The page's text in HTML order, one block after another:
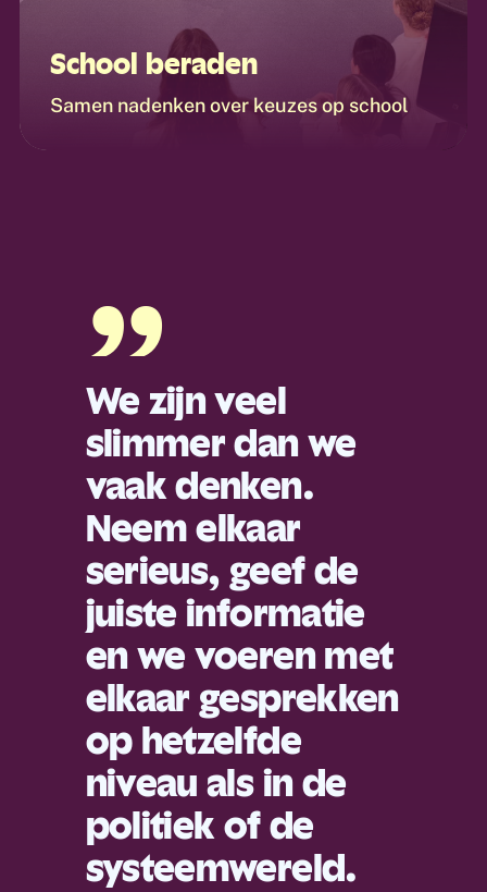
School beraden
Samen nadenken over keuzes op school
”
We zijn veel
slimmer dan we
vaak denken.
Neem elkaar
serieus, geef de
juiste informatie
en we voeren met
elkaar gesprekken
op hetzelfde
niveau als in de
politiek of de
systeemwereld.